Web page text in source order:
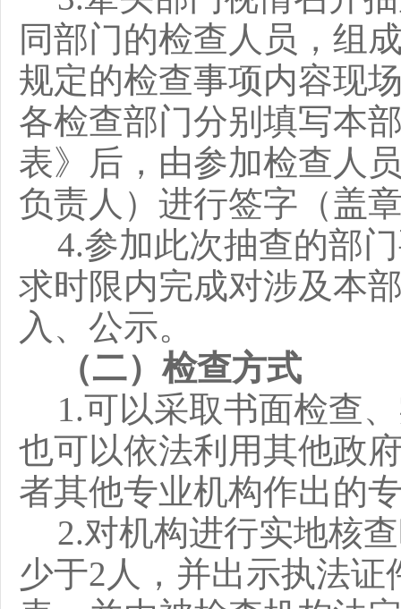
同部门的检查人员，组
规定的检查事项内容现
各检查部门分别填写本
表》后，由参加检查人
负责人）进行签字（盖
4.参加此次抽查的部
求时限内完成对涉及本
入、公示。
（二）检查方式
1.可以采取书面检查
也可以依法利用其他政
者其他专业机构作出的
2.对机构进行实地核
少于2 人，并出示执法